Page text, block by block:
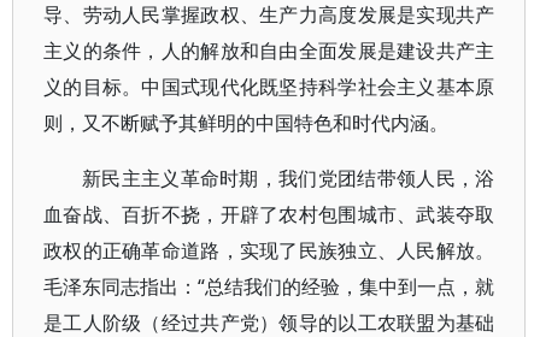
导、劳动人民掌握政权、生产力高度发展是实现共产
主义的条件，人的解放和自由全面发展是建设共产主
义的目标。中国式现代化既坚持科学社会主义基本原
则，又不断赋予其鲜明的中国特色和时代内涵。
新民主主义革命时期，我们党团结带领人民，浴
血奋战、百折不挠，开辟了农村包围城市、武装夺取
政权的正确革命道路，实现了民族独立、人民解放。
毛泽东同志指出：“总结我们的经验，集中到一点，就
是工人阶级（经过共产党）领导的以工农联盟为基础